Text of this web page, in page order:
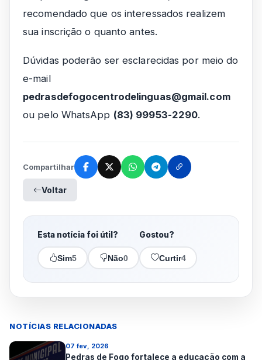
recomendado que os interessados realizem
sua inscrição o quanto antes.
Dúvidas poderão ser esclarecidas por meio do
e-mail
pedrasdefogocentrodelinguas@gmail.com
ou pelo WhatsApp (83) 99953-2290.
Compartilhar
Voltar
Esta notícia foi útil?
Sim5 Não0
Gostou?
Curtir4
NOTÍCIAS RELACIONADAS
07 fev, 2026
Pedras de Fogo fortalece a educação com a